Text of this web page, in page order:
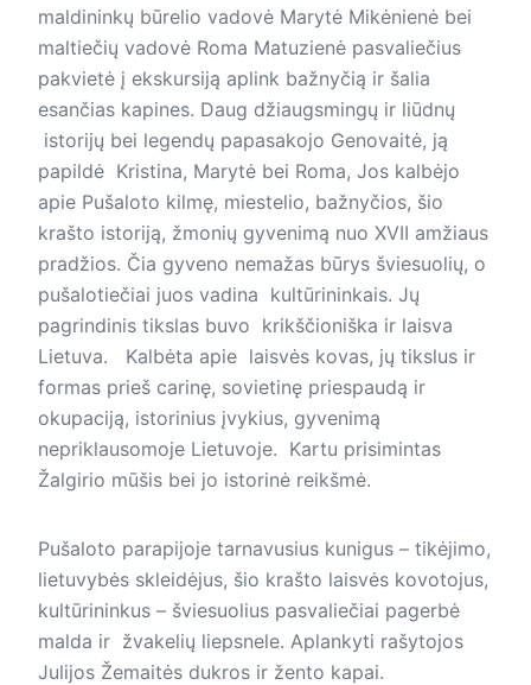
maldininkų būrelio vadovė Marytė Mikėnienė bei
maltiečių vadovė Roma Matuzienė pasvaliečius
pakvietė į ekskursiją aplink bažnyčią ir šalia
esančias kapines. Daug džiaugsmingų ir liūdnų
istorijų bei legendų papasakojo Genovaitė, ją
papildė Kristina, Marytė bei Roma, Jos kalbėjo
apie Pušaloto kilmę, miestelio, bažnyčios, šio
krašto istoriją, žmonių gyvenimą nuo XVII amžiaus
pradžios. Čia gyveno nemažas būrys šviesuolių, o
pušalotiečiai juos vadina kultūrininkais. Jų
pagrindinis tikslas buvo krikščioniška ir laisva
Lietuva. Kalbėta apie laisvės kovas, jų tikslus ir
formas prieš carinę, sovietinę priespaudą ir
okupaciją, istorinius įvykius, gyvenimą
nepriklausomoje Lietuvoje. Kartu prisimintas
Žalgirio mūšis bei jo istorinė reikšmė.
Pušaloto parapijoje tarnavusius kunigus – tikėjimo,
lietuvybės skleidėjus, šio krašto laisvės kovotojus,
kultūrininkus – šviesuolius pasvaliečiai pagerbė
malda ir žvakelių liepsnele. Aplankyti rašytojos
Julijos Žemaitės dukros ir žento kapai.